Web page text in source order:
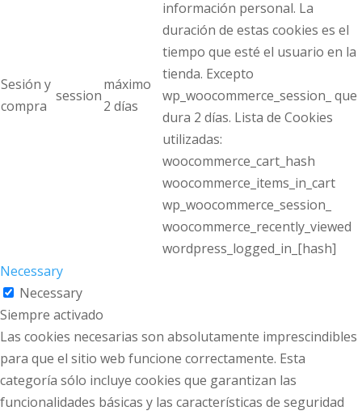
Sesión y
compra
session
máximo
2 días
información personal. La
duración de estas cookies es el
tiempo que esté el usuario en la
tienda. Excepto
wp_woocommerce_session_ que
dura 2 días. Lista de Cookies
utilizadas:
woocommerce_cart_hash
woocommerce_items_in_cart
wp_woocommerce_session_
woocommerce_recently_viewed
wordpress_logged_in_[hash]
Necessary
Necessary
Siempre activado
Las cookies necesarias son absolutamente imprescindibles
para que el sitio web funcione correctamente. Esta
categoría sólo incluye cookies que garantizan las
funcionalidades básicas y las características de seguridad